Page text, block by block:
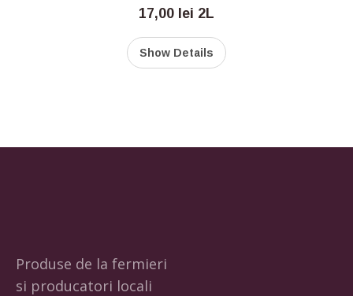
17,00 lei 2L
Show Details
Produse de la fermieri
si producatori locali